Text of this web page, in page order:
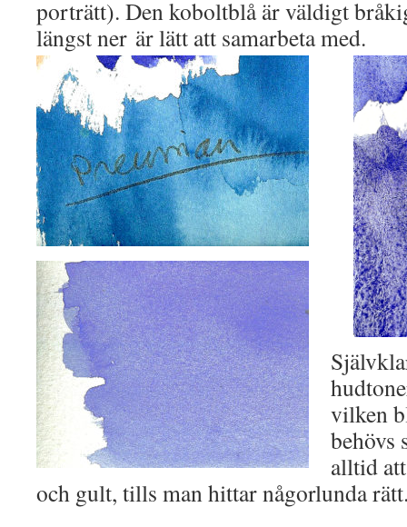
porträtt). Den koboltblå är väldigt
längst ner är lätt att samarbeta med.
vilken
behövs
alltid
och gult, tills man hittar någorlunda